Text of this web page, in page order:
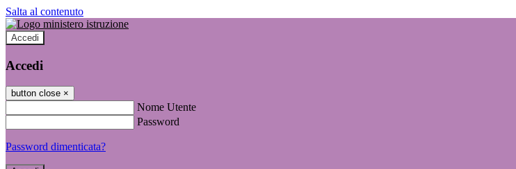
Salta al contenuto
Accedi
Accedi
button close ×
Nome Utente
Password
Password dimenticata?